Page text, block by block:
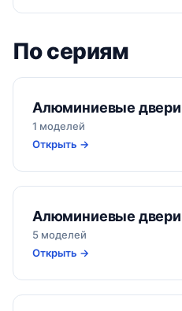
По сериям
Алюминиевые двери
1 моделей
Открыть →
Алюминиевые двери
5 моделей
Открыть →